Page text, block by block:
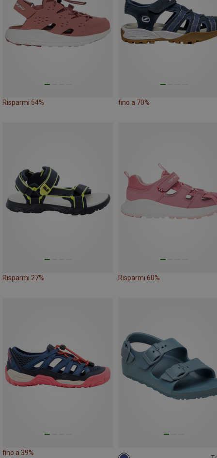
Risparmi 54% fino a 70%
Risparmi 27% Risparmi 60%
fino a 39%